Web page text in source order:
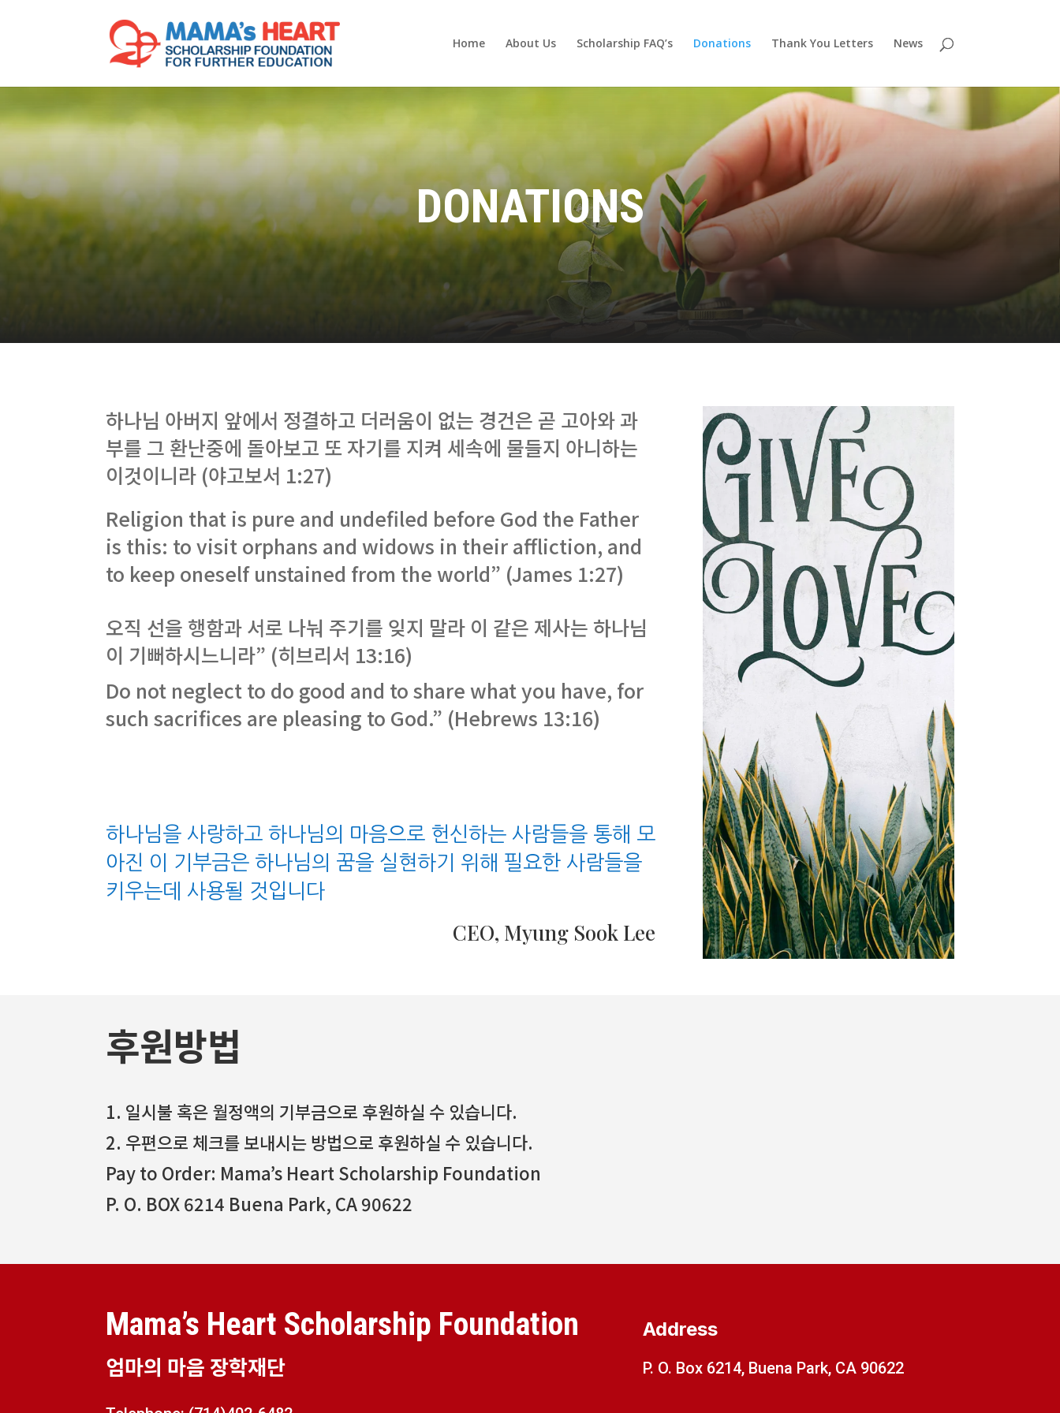
Home About Us Scholarship FAQ’s Donations Thank You Letters News
DONATIONS
하나님 아버지 앞에서 정결하고 더러움이 없는 경건은 곧 고아와 과
부를 그 환난중에 돌아보고 또 자기를 지켜 세속에 물들지 아니하는
이것이니라 (야고보서 1:27)
Religion that is pure and undefiled before God the Father
is this: to visit orphans and widows in their affliction, and
to keep oneself unstained from the world” (James 1:27)
오직 선을 행함과 서로 나눠 주기를 잊지 말라 이 같은 제사는 하나님
이 기뻐하시느니라” (히브리서 13:16)
Do not neglect to do good and to share what you have, for
such sacrifices are pleasing to God.” (Hebrews 13:16)
하나님을 사랑하고 하나님의 마음으로 헌신하는 사람들을 통해 모
아진 이 기부금은 하나님의 꿈을 실현하기 위해 필요한 사람들을
키우는데 사용될 것입니다
CEO, Myung Sook Lee
후원방법
1. 일시불 혹은 월정액의 기부금으로 후원하실 수 있습니다.
2. 우편으로 체크를 보내시는 방법으로 후원하실 수 있습니다.
Pay to Order: Mama’s Heart Scholarship Foundation
P. O. BOX 6214 Buena Park, CA 90622
Mama’s Heart Scholarship Foundation
엄마의 마음 장학재단
Address
P. O. Box 6214, Buena Park, CA 90622